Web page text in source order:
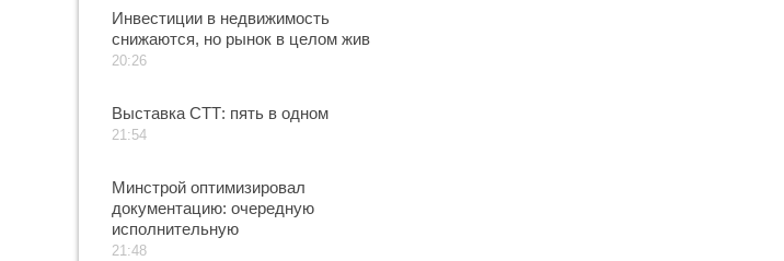
Инвестиции в недвижимость
снижаются, но рынок в целом жив
20:26
Выставка СТТ: пять в одном
21:54
Минстрой оптимизировал
документацию: очередную
исполнительную
21:48